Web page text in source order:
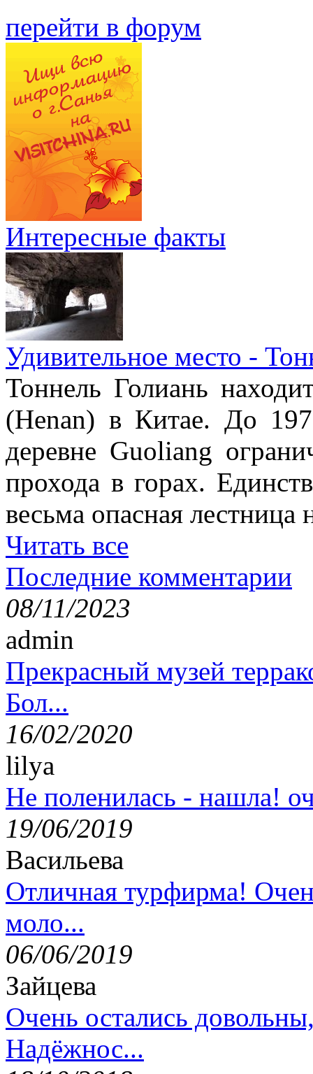
перейти в форум
Интересные факты
Удивительное место -
Тоннель Голиань
(Henan) в Китае. До
деревне Guoliang
прохода в горах.
весьма опасная лестница
Читать все
Последние комментарии
08/11/2023
admin
Прекрасный музей
Бол...
16/02/2020
lilya
Не поленилась - нашла!
19/06/2019
Васильева
Отличная турфирма!
моло...
06/06/2019
Зайцева
Очень остались
Надёжнос...